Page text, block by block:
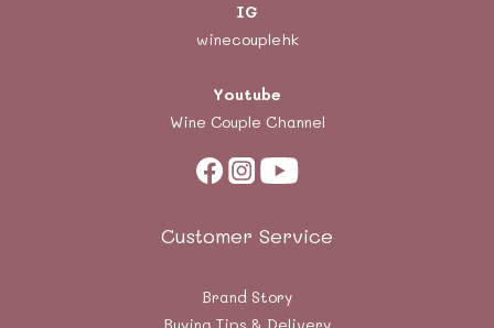
IG
winecouplehk
Youtube
Wine Couple Channel
Customer Service
Brand Story